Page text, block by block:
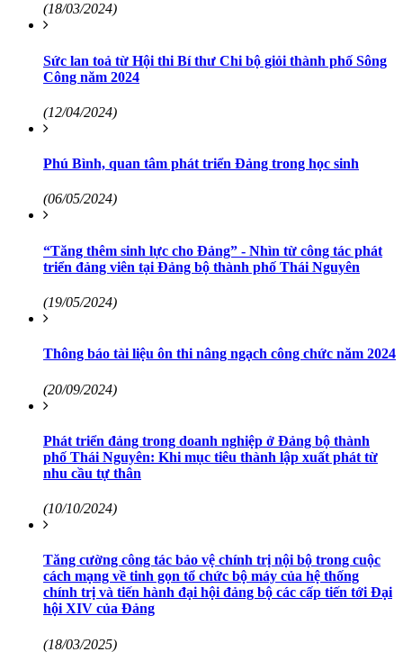
(18/03/2024)
Sức lan toả từ Hội thi Bí thư Chi bộ giỏi thành phố Sông
Công năm 2024
(12/04/2024)
Phú Bình, quan tâm phát triển Đảng trong học sinh
(06/05/2024)
“Tăng thêm sinh lực cho Đảng” - Nhìn từ công tác phát
triển đảng viên tại Đảng bộ thành phố Thái Nguyên
(19/05/2024)
Thông báo tài liệu ôn thi nâng ngạch công chức năm 2024
(20/09/2024)
Phát triển đảng trong doanh nghiệp ở Đảng bộ thành
phố Thái Nguyên: Khi mục tiêu thành lập xuất phát từ
nhu cầu tự thân
(10/10/2024)
Tăng cường công tác bảo vệ chính trị nội bộ trong cuộc
cách mạng về tinh gọn tổ chức bộ máy của hệ thống
chính trị và tiến hành đại hội đảng bộ các cấp tiến tới Đại
hội XIV của Đảng
(18/03/2025)